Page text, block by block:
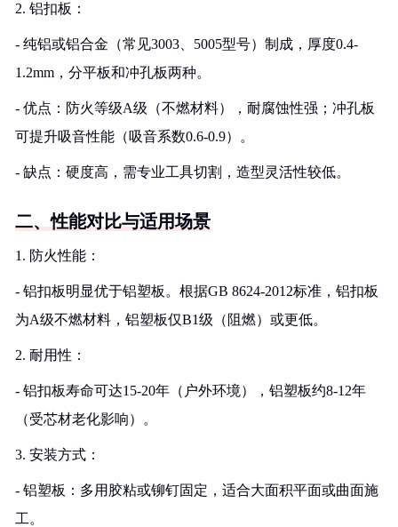
2. 铝扣板：
- 纯铝或铝合金（常见3003、5005型号）制成，厚度0.4-
1.2mm，分平板和冲孔板两种。
- 优点：防火等级A级（不燃材料），耐腐蚀性强；冲孔板
可提升吸音性能（吸音系数0.6-0.9）。
- 缺点：硬度高，需专业工具切割，造型灵活性较低。
二、性能对比与适用场景
1. 防火性能：
- 铝扣板明显优于铝塑板。根据GB 8624-2012标准，铝扣板
为A级不燃材料，铝塑板仅B1级（阻燃）或更低。
2. 耐用性：
- 铝扣板寿命可达15-20年（户外环境），铝塑板约8-12年
（受芯材老化影响）。
3. 安装方式：
- 铝塑板：多用胶粘或铆钉固定，适合大面积平面或曲面施
工。